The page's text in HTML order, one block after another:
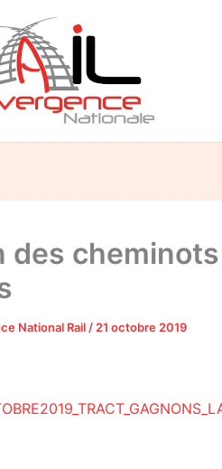
des
National Rail / 21 octobre 2019